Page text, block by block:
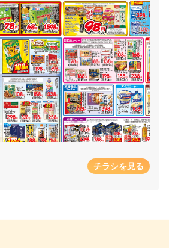
チラシを見る